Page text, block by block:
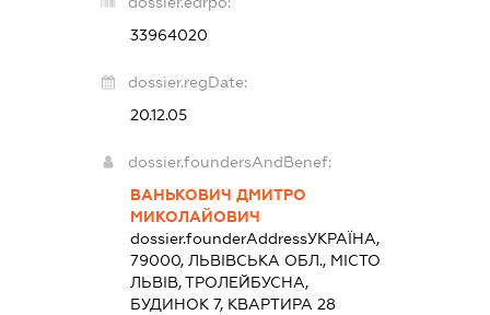
33964020
dossier.regDate:
20.12.05
dossier.foundersAndBenef:
ВАНЬКОВИЧ ДМИТРО
МИКОЛАЙОВИЧ
dossier.founderAddressУКРАЇНА,
79000, ЛЬВІВСЬКА ОБЛ., МІСТО
ЛЬВІВ, ТРОЛЕЙБУСНА,
БУДИНОК 7, КВАРТИРА 28